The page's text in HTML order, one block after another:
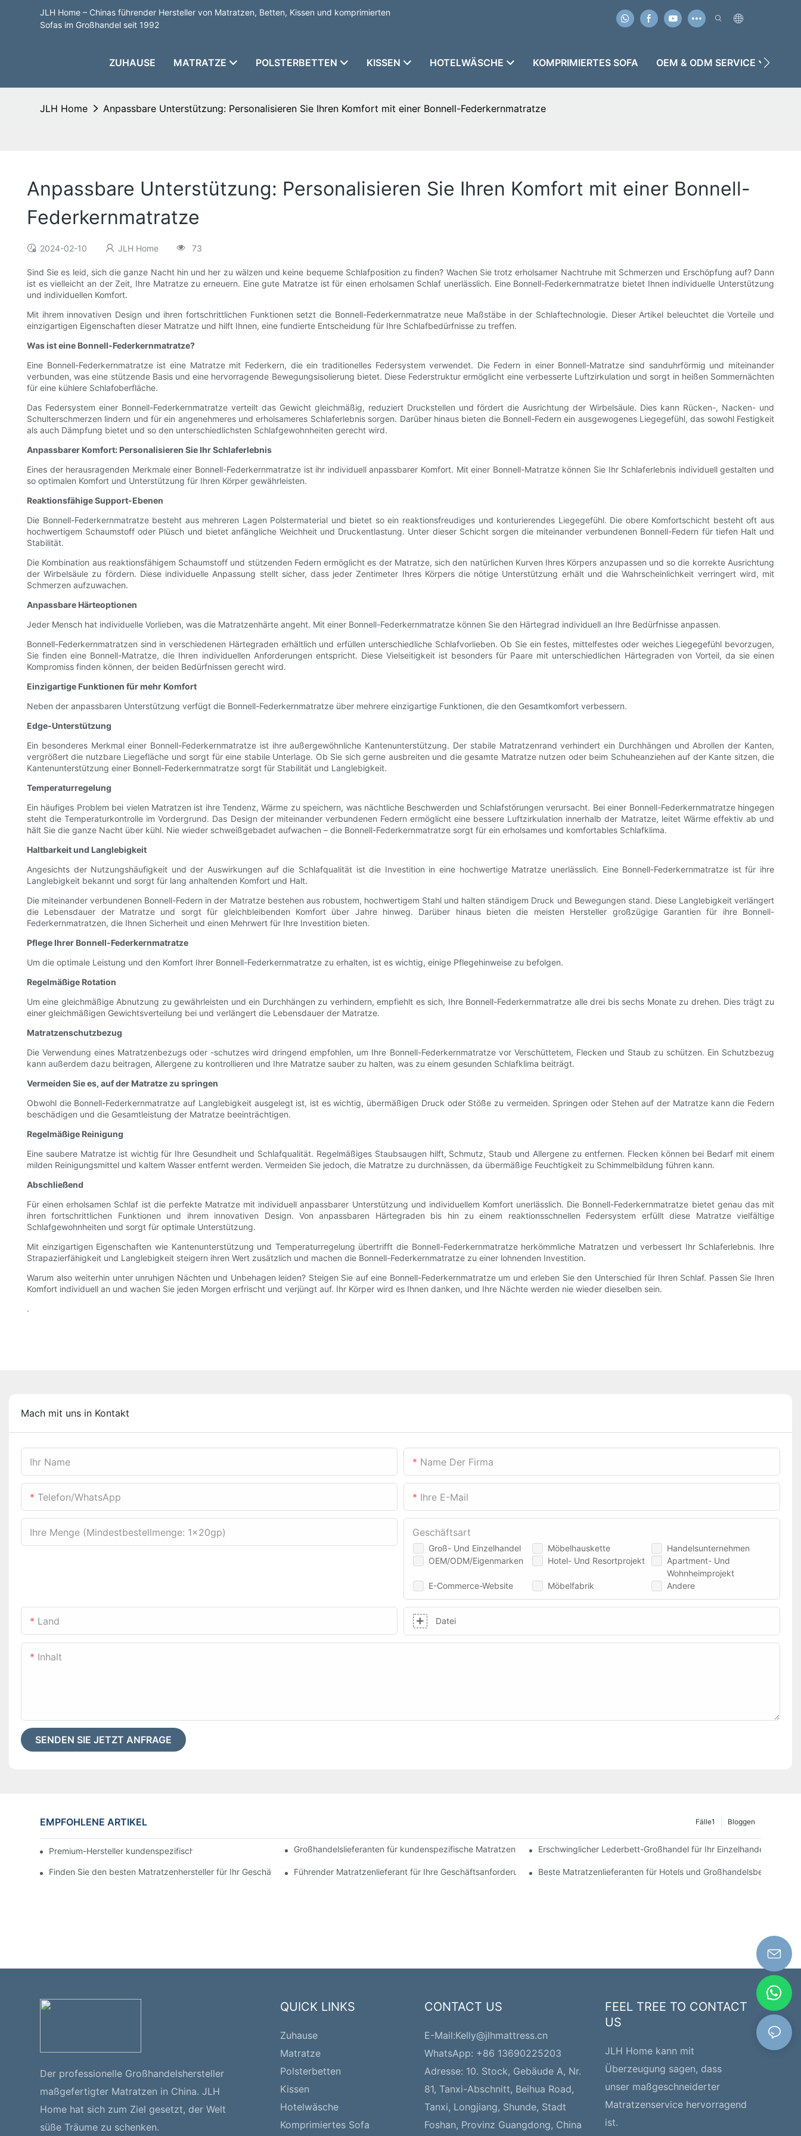
JLH Home – Chinas führender Hersteller von Matratzen, Betten, Kissen und komprimierten
Sofas im Großhandel seit 1992
ZUHAUSE MATRATZE POLSTERBETTEN KISSEN HOTELWÄSCHE KOMPRIMIERTES SOFA OEM & ODM SERVICE
JLH Home Anpassbare Unterstützung: Personalisieren Sie Ihren Komfort mit einer Bonnell-Federkernmatratze
Anpassbare Unterstützung: Personalisieren Sie Ihren Komfort mit einer Bonnell-
Federkernmatratze
2024-02-10 JLH Home 73
Sind Sie es leid, sich die ganze Nacht hin und her zu wälzen und keine bequeme Schlafposition zu finden? Wachen Sie trotz erholsamer Nachtruhe mit Schmerzen und Erschöpfung auf? Dann
ist es vielleicht an der Zeit, Ihre Matratze zu erneuern. Eine gute Matratze ist für einen erholsamen Schlaf unerlässlich. Eine Bonnell-Federkernmatratze bietet Ihnen individuelle Unterstützung
und individuellen Komfort.
Mit ihrem innovativen Design und ihren fortschrittlichen Funktionen setzt die Bonnell-Federkernmatratze neue Maßstäbe in der Schlaftechnologie. Dieser Artikel beleuchtet die Vorteile und
einzigartigen Eigenschaften dieser Matratze und hilft Ihnen, eine fundierte Entscheidung für Ihre Schlafbedürfnisse zu treffen.
Was ist eine Bonnell-Federkernmatratze?
Eine Bonnell-Federkernmatratze ist eine Matratze mit Federkern, die ein traditionelles Federsystem verwendet. Die Federn in einer Bonnell-Matratze sind sanduhrförmig und miteinander
verbunden, was eine stützende Basis und eine hervorragende Bewegungsisolierung bietet. Diese Federstruktur ermöglicht eine verbesserte Luftzirkulation und sorgt in heißen Sommernächten
für eine kühlere Schlafoberfläche.
Das Federsystem einer Bonnell-Federkernmatratze verteilt das Gewicht gleichmäßig, reduziert Druckstellen und fördert die Ausrichtung der Wirbelsäule. Dies kann Rücken-, Nacken- und
Schulterschmerzen lindern und für ein angenehmeres und erholsameres Schlaferlebnis sorgen. Darüber hinaus bieten die Bonnell-Federn ein ausgewogenes Liegegefühl, das sowohl Festigkeit
als auch Dämpfung bietet und so den unterschiedlichsten Schlafgewohnheiten gerecht wird.
Anpassbarer Komfort: Personalisieren Sie Ihr Schlaferlebnis
Eines der herausragenden Merkmale einer Bonnell-Federkernmatratze ist ihr individuell anpassbarer Komfort. Mit einer Bonnell-Matratze können Sie Ihr Schlaferlebnis individuell gestalten und
so optimalen Komfort und Unterstützung für Ihren Körper gewährleisten.
Reaktionsfähige Support-Ebenen
Die Bonnell-Federkernmatratze besteht aus mehreren Lagen Polstermaterial und bietet so ein reaktionsfreudiges und konturierendes Liegegefühl. Die obere Komfortschicht besteht oft aus
hochwertigem Schaumstoff oder Plüsch und bietet anfängliche Weichheit und Druckentlastung. Unter dieser Schicht sorgen die miteinander verbundenen Bonnell-Federn für tiefen Halt und
Stabilität.
Die Kombination aus reaktionsfähigem Schaumstoff und stützenden Federn ermöglicht es der Matratze, sich den natürlichen Kurven Ihres Körpers anzupassen und so die korrekte Ausrichtung
der Wirbelsäule zu fördern. Diese individuelle Anpassung stellt sicher, dass jeder Zentimeter Ihres Körpers die nötige Unterstützung erhält und die Wahrscheinlichkeit verringert wird, mit
Schmerzen aufzuwachen.
Anpassbare Härteoptionen
Jeder Mensch hat individuelle Vorlieben, was die Matratzenhärte angeht. Mit einer Bonnell-Federkernmatratze können Sie den Härtegrad individuell an Ihre Bedürfnisse anpassen.
Bonnell-Federkernmatratzen sind in verschiedenen Härtegraden erhältlich und erfüllen unterschiedliche Schlafvorlieben. Ob Sie ein festes, mittelfestes oder weiches Liegegefühl bevorzugen,
Sie finden eine Bonnell-Matratze, die Ihren individuellen Anforderungen entspricht. Diese Vielseitigkeit ist besonders für Paare mit unterschiedlichen Härtegraden von Vorteil, da sie einen
Kompromiss finden können, der beiden Bedürfnissen gerecht wird.
Einzigartige Funktionen für mehr Komfort
Neben der anpassbaren Unterstützung verfügt die Bonnell-Federkernmatratze über mehrere einzigartige Funktionen, die den Gesamtkomfort verbessern.
Edge-Unterstützung
Ein besonderes Merkmal einer Bonnell-Federkernmatratze ist ihre außergewöhnliche Kantenunterstützung. Der stabile Matratzenrand verhindert ein Durchhängen und Abrollen der Kanten,
vergrößert die nutzbare Liegefläche und sorgt für eine stabile Unterlage. Ob Sie sich gerne ausbreiten und die gesamte Matratze nutzen oder beim Schuheanziehen auf der Kante sitzen, die
Kantenunterstützung einer Bonnell-Federkernmatratze sorgt für Stabilität und Langlebigkeit.
Temperaturregelung
Ein häufiges Problem bei vielen Matratzen ist ihre Tendenz, Wärme zu speichern, was nächtliche Beschwerden und Schlafstörungen verursacht. Bei einer Bonnell-Federkernmatratze hingegen
steht die Temperaturkontrolle im Vordergrund. Das Design der miteinander verbundenen Federn ermöglicht eine bessere Luftzirkulation innerhalb der Matratze, leitet Wärme effektiv ab und
hält Sie die ganze Nacht über kühl. Nie wieder schweißgebadet aufwachen – die Bonnell-Federkernmatratze sorgt für ein erholsames und komfortables Schlafklima.
Haltbarkeit und Langlebigkeit
Angesichts der Nutzungshäufigkeit und der Auswirkungen auf die Schlafqualität ist die Investition in eine hochwertige Matratze unerlässlich. Eine Bonnell-Federkernmatratze ist für ihre
Langlebigkeit bekannt und sorgt für lang anhaltenden Komfort und Halt.
Die miteinander verbundenen Bonnell-Federn in der Matratze bestehen aus robustem, hochwertigem Stahl und halten ständigem Druck und Bewegungen stand. Diese Langlebigkeit verlängert
die Lebensdauer der Matratze und sorgt für gleichbleibenden Komfort über Jahre hinweg. Darüber hinaus bieten die meisten Hersteller großzügige Garantien für ihre Bonnell-
Federkernmatratzen, die Ihnen Sicherheit und einen Mehrwert für Ihre Investition bieten.
Pflege Ihrer Bonnell-Federkernmatratze
Um die optimale Leistung und den Komfort Ihrer Bonnell-Federkernmatratze zu erhalten, ist es wichtig, einige Pflegehinweise zu befolgen.
Regelmäßige Rotation
Um eine gleichmäßige Abnutzung zu gewährleisten und ein Durchhängen zu verhindern, empfiehlt es sich, Ihre Bonnell-Federkernmatratze alle drei bis sechs Monate zu drehen. Dies trägt zu
einer gleichmäßigen Gewichtsverteilung bei und verlängert die Lebensdauer der Matratze.
Matratzenschutzbezug
Die Verwendung eines Matratzenbezugs oder -schutzes wird dringend empfohlen, um Ihre Bonnell-Federkernmatratze vor Verschüttetem, Flecken und Staub zu schützen. Ein Schutzbezug
kann außerdem dazu beitragen, Allergene zu kontrollieren und Ihre Matratze sauber zu halten, was zu einem gesunden Schlafklima beiträgt.
Vermeiden Sie es, auf der Matratze zu springen
Obwohl die Bonnell-Federkernmatratze auf Langlebigkeit ausgelegt ist, ist es wichtig, übermäßigen Druck oder Stöße zu vermeiden. Springen oder Stehen auf der Matratze kann die Federn
beschädigen und die Gesamtleistung der Matratze beeinträchtigen.
Regelmäßige Reinigung
Eine saubere Matratze ist wichtig für Ihre Gesundheit und Schlafqualität. Regelmäßiges Staubsaugen hilft, Schmutz, Staub und Allergene zu entfernen. Flecken können bei Bedarf mit einem
milden Reinigungsmittel und kaltem Wasser entfernt werden. Vermeiden Sie jedoch, die Matratze zu durchnässen, da übermäßige Feuchtigkeit zu Schimmelbildung führen kann.
Abschließend
Für einen erholsamen Schlaf ist die perfekte Matratze mit individuell anpassbarer Unterstützung und individuellem Komfort unerlässlich. Die Bonnell-Federkernmatratze bietet genau das mit
ihren fortschrittlichen Funktionen und ihrem innovativen Design. Von anpassbaren Härtegraden bis hin zu einem reaktionsschnellen Federsystem erfüllt diese Matratze vielfältige
Schlafgewohnheiten und sorgt für optimale Unterstützung.
Mit einzigartigen Eigenschaften wie Kantenunterstützung und Temperaturregelung übertrifft die Bonnell-Federkernmatratze herkömmliche Matratzen und verbessert Ihr Schlaferlebnis. Ihre
Strapazierfähigkeit und Langlebigkeit steigern ihren Wert zusätzlich und machen die Bonnell-Federkernmatratze zu einer lohnenden Investition.
Warum also weiterhin unter unruhigen Nächten und Unbehagen leiden? Steigen Sie auf eine Bonnell-Federkernmatratze um und erleben Sie den Unterschied für Ihren Schlaf. Passen Sie Ihren
Komfort individuell an und wachen Sie jeden Morgen erfrischt und verjüngt auf. Ihr Körper wird es Ihnen danken, und Ihre Nächte werden nie wieder dieselben sein.
.
Mach mit uns in Kontakt
Ihr Name Name Der Firma
Telefon/WhatsApp Ihre E-Mail
Ihre Menge (Mindestbestellmenge: 1x20gp)
Groß- Und Einzelhandel Möbelhauskette
Handelsunternehmen
OEM/ODM/Eigenmarken
Hotel- Und Resortprojekt
Apartment- Und
Wohnheimprojekt
E-Commerce-Website
Möbelfabrik Andere
Geschäftsart
Land Datei
Inhalt
SENDEN SIE JETZT ANFRAGE
EMPFOHLENE ARTIKEL Bloggen
Fälle1
Premium-Hersteller kundenspezifischer Hotelmatratzen für Ihr UnternehmenGroßhandelslieferanten für kundenspezifische Matratzen für EinzelhändlerErschwinglicher Lederbett-Großhandel für Ihr
Finden Sie den besten Matratzenhersteller für Ihr Geschäft Führender Matratzenlieferant für Ihre Geschäftsanforderungen Beste Matratzenlieferanten für Hotels und
Der professionelle Großhandelshersteller
maßgefertigter Matratzen in China. JLH
Home hat sich zum Ziel gesetzt, der Welt
süße Träume zu schenken.
QUICK LINKS
Zuhause
Matratze
Polsterbetten
Kissen
Hotelwäsche
Komprimiertes Sofa
CONTACT US
E-Mail:Kelly@jlhmattress.cn
WhatsApp: +86 13690225203
Adresse: 10. Stock, Gebäude A, Nr.
81, Tanxi-Abschnitt, Beihua Road,
Tanxi, Longjiang, Shunde, Stadt
Foshan, Provinz Guangdong, China
FEEL TREE TO CONTACT
US
JLH Home kann mit
Überzeugung sagen, dass
unser maßgeschneiderter
Matratzenservice hervorragend
ist.